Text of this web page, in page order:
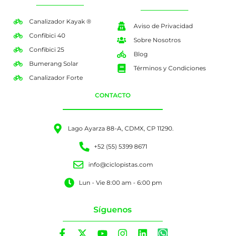
Canalizador Kayak ®
Confibici 40
Confibici 25
Bumerang Solar
Canalizador Forte
Aviso de Privacidad
Sobre Nosotros
Blog
Términos y Condiciones
CONTACTO
Lago Ayarza 88-A, CDMX, CP 11290.
+52 (55) 5399 8671
info@ciclopistas.com
Lun - Vie 8:00 am - 6:00 pm
Síguenos